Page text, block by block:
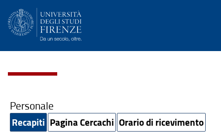
Personale
Recapiti Pagina Cercachi Orario di ricevimento